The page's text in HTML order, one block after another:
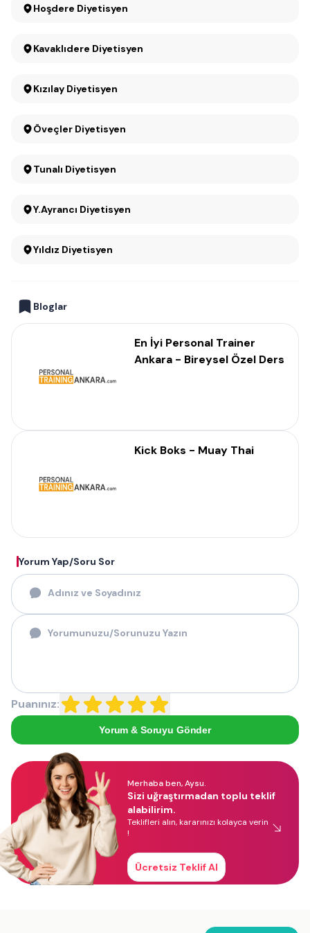
Hoşdere Diyetisyen
Kavaklıdere Diyetisyen
Kızılay Diyetisyen
Öveçler Diyetisyen
Tunalı Diyetisyen
Y.Ayrancı Diyetisyen
Yıldız Diyetisyen
Bloglar
En İyi Personal Trainer
Ankara - Bireysel Özel Ders
Kick Boks - Muay Thai
Yorum Yap/Soru Sor
Puanınız:
Yorum & Soruyu Gönder
Merhaba ben, Aysu.
Sizi uğraştırmadan toplu teklif
alabilirim.
Teklifleri alın, kararınızı kolayca verin
!
Ücretsiz Teklif Al